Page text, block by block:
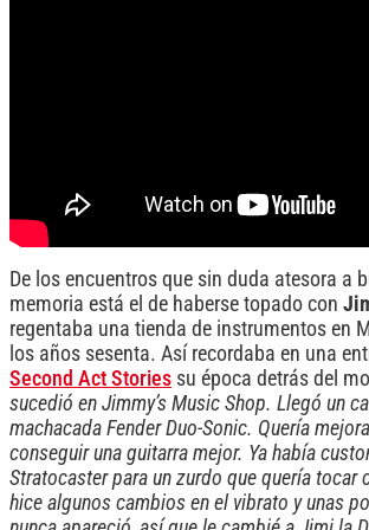
De los encuentros que sin duda atesora a
memoria está el de haberse topado con
regentaba una tienda de instrumentos en
los años sesenta. Así recordaba en una
Second Act Stories su época detrás del
sucedió en Jimmy’s Music Shop. Llegó un
machacada Fender Duo-Sonic. Quería
conseguir una guitarra mejor. Ya había
Stratocaster para un zurdo que quería tocar
hice algunos cambios en el vibrato y unas